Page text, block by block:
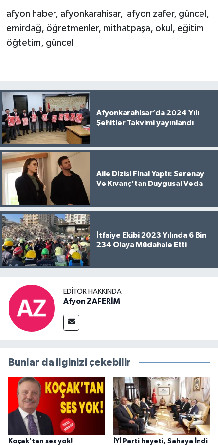
afyon haber, afyonkarahisar, afyon zafer, güncel,
emirdağ, öğretmenler, mithatpaşa, okul, eğitim
öğtetim, güncel
Afyonkarahisar’da 2024 Yılı
Şehitler Takvimi yayınlandı
Aile Dizisi Final Yaptı: Serenay
Ve Kıvanç'tan Duygusal Veda
İtfaiye Ekibi 2023 Yılında 6 Bin
234 Olaya Müdahale Etti
EDITÖR HAKKINDA
Afyon ZAFERİM
Bunlar da ilginizi çekebilir
Koçak’tan ses yok! İYİ Parti heyeti, Sahaya İndi